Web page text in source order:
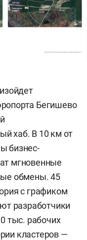
Бегишево
хаб. В 10 км от
бизнес-
мгновенные
обмены. 45
с графиком
разработчики
тыс. рабочих
кластеров —